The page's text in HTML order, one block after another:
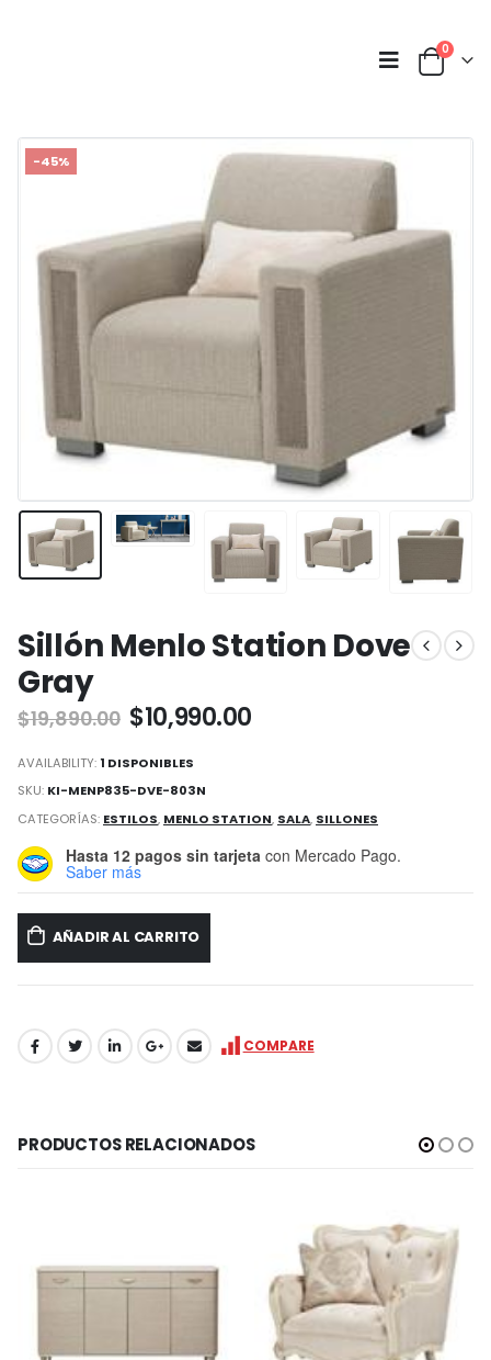
0
-45%
Sillón Menlo Station Dove
Gray
$19,890.00 Original
price
was:
$19,890.00.
$10,990.00Current
AVAILABILITY:1 DISPONIBLES
SKU: KI-MENP835-DVE-803N
CATEGORÍAS: ESTILOS, MENLO STATION, SALA, SILLONES
Hasta 12 pagos sin tarjeta con Mercado Pago.
Saber más
AÑADIR AL CARRITO
COMPARE
PRODUCTOS RELACIONADOS